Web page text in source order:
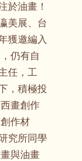
於油畫！
美展、台
獲邀編入
仍有自
任，工
，積極投
畫創作
作材
究所同學
與油畫